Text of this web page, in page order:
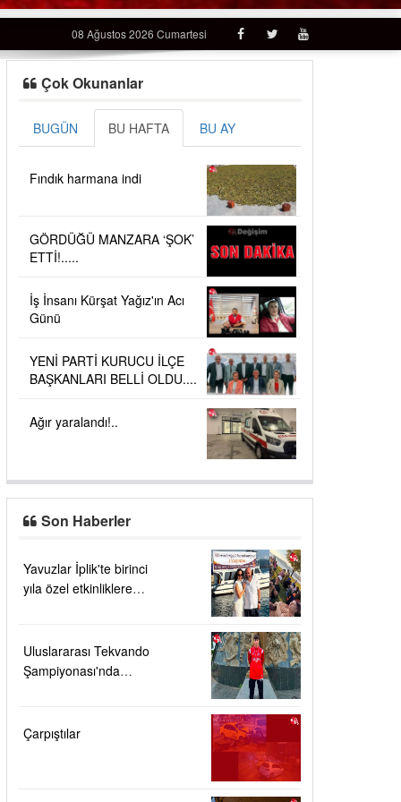
08 Ağustos 2026 Cumartesi
Çok Okunanlar
BUGÜN BU HAFTA BU AY
Fındık harmana indi
GÖRDÜĞÜ MANZARA ‘ŞOK’
ETTİ!.....
İş İnsanı Kürşat Yağız'ın Acı
Günü
YENİ PARTİ KURUCU İLÇE
BAŞKANLARI BELLİ OLDU....
Ağır yaralandı!..
Son Haberler
Yavuzlar İplik'te birinci
yıla özel etkinliklere
Uluslararası Tekvando
Şampiyonası'nda
Çarpıştılar